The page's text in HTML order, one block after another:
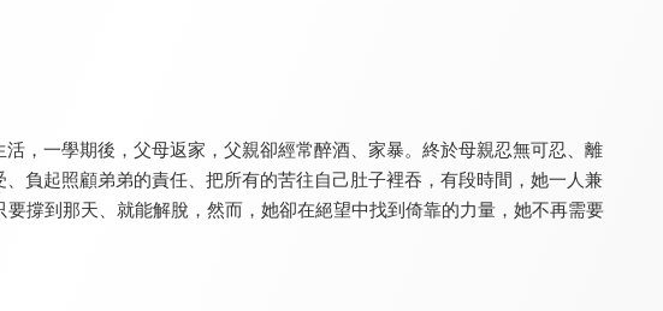
，一學期後，父母返家，父親卻經常醉酒、家暴。終於母親忍無可忍、離
負起照顧弟弟的責任、把所有的苦往自己肚子裡吞，有段時間，她一人兼
撐到那天、就能解脫，然而，她卻在絕望中找到倚靠的力量，她不再需要